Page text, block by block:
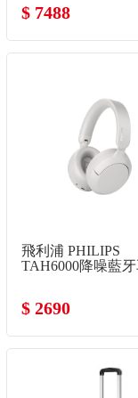
$ 7488
飛利浦 PHILIPS
TAH6000降噪藍
$ 2690